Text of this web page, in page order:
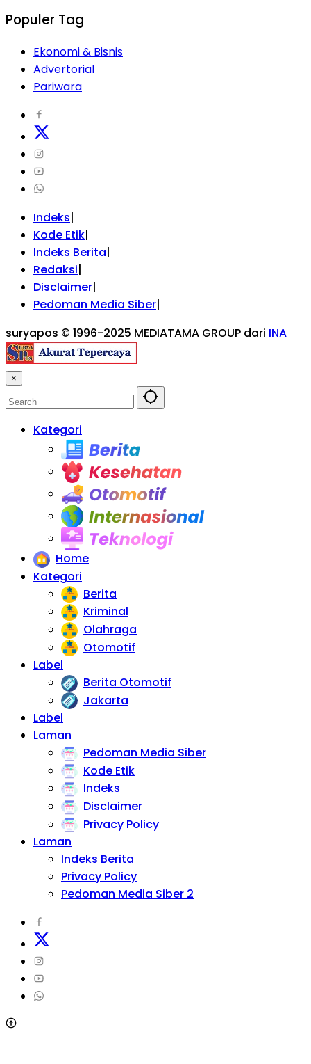
Populer Tag
Ekonomi & Bisnis
Advertorial
Pariwara
Indeks
Kode Etik
Indeks Berita
Redaksi
Disclaimer
Pedoman Media Siber
suryapos © 1996-2025 MEDIATAMA GROUP dari INA
×
Kategori
Home
Kategori
Berita
Kriminal
Olahraga
Otomotif
Label
Berita Otomotif
Jakarta
Label
Laman
Pedoman Media Siber
Kode Etik
Indeks
Disclaimer
Privacy Policy
Laman
Indeks Berita
Privacy Policy
Pedoman Media Siber 2